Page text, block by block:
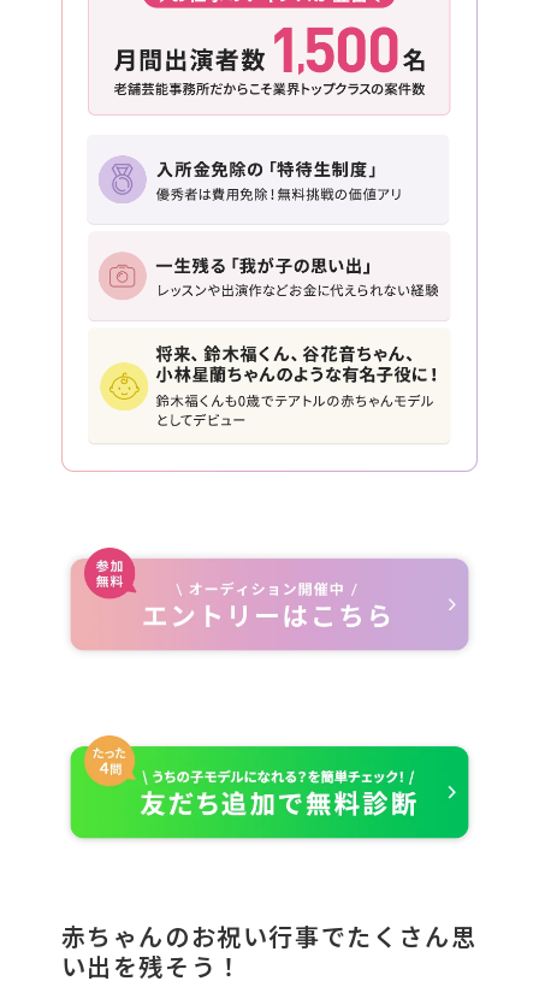
赤ちゃんのお祝い行事でたくさん思
い出を残そう！